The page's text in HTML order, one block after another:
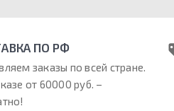
ПО РФ
заказы по всей стране.
от 60000 руб. –